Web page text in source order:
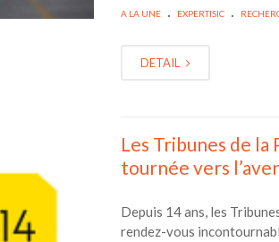
A LA UNE . EXPERTISIC .
DETAIL
Les Tribunes de la
tournée vers
Depuis 14 ans, les
rendez-vous